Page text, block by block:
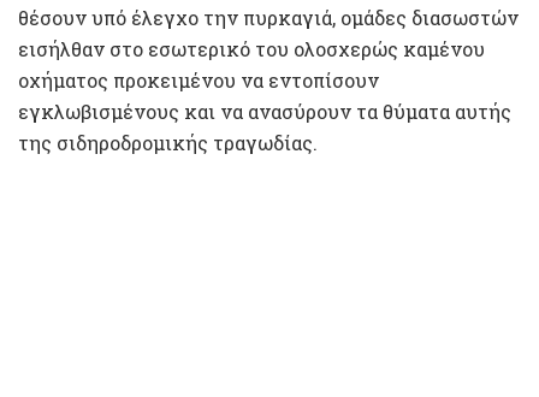
θέσουν υπό έλεγχο την πυρκαγιά, ομάδες διασωστών
εισήλθαν στο εσωτερικό του ολοσχερώς καμένου
οχήματος προκειμένου να εντοπίσουν
εγκλωβισμένους και να ανασύρουν τα θύματα αυτής
της σιδηροδρομικής τραγωδίας.